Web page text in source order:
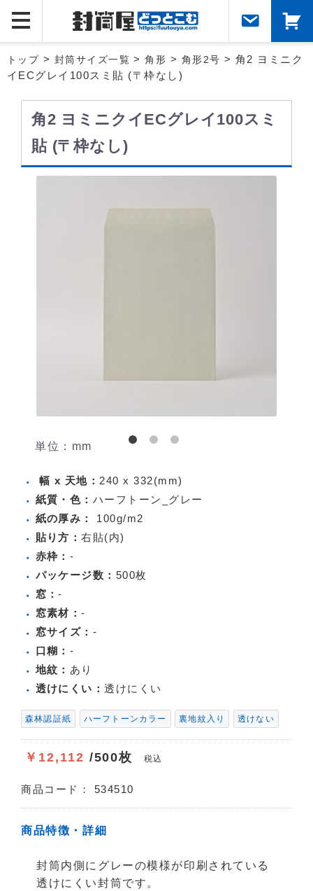
トップ > 封筒サイズ一覧 >角形 > 角形2号 > 角2 ヨミニク
イECグレイ100スミ貼 (〒枠なし)
角2 ヨミニクイECグレイ100スミ
貼 (〒枠なし)
単位：mm
幅 x 天地： 240 x 332(mm)
紙質・色： ハーフトーン_グレー
紙の厚み：
100g/m2
貼り方：右貼(内)
赤枠： -
パッケージ数： 500枚
窓：-
窓素材：-
窓サイズ： -
口糊： -
地紋： あり
透けにくい：透けにくい
森林認証紙 ハーフトーンカラー 裏地紋入り 透けない
￥12,112 /500枚 税込
商品コード： 534510
商品特徴・詳細
封筒内側にグレーの模様が印刷されている
透けにくい封筒です。